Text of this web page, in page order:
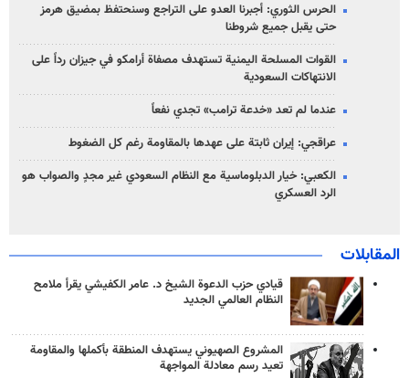
الحرس الثوري: أجبرنا العدو على التراجع وسنحتفظ بمضيق هرمز
حتى يقبل جميع شروطنا
القوات المسلحة اليمنية تستهدف مصفاة أرامكو في جيزان رداً على
الانتهاكات السعودية
عندما لم تعد «خدعة ترامب» تجدي نفعاً
عراقجي: إيران ثابتة على عهدها بالمقاومة رغم كل الضغوط
الكعبي: خيار الدبلوماسية مع النظام السعودي غير مجدٍ والصواب هو
الرد العسكري
المقابلات
قيادي حزب الدعوة الشيخ د. عامر الكفيشي يقرأ ملامح
النظام العالمي الجديد
المشروع الصهيوني يستهدف المنطقة بأكملها والمقاومة
تعيد رسم معادلة المواجهة